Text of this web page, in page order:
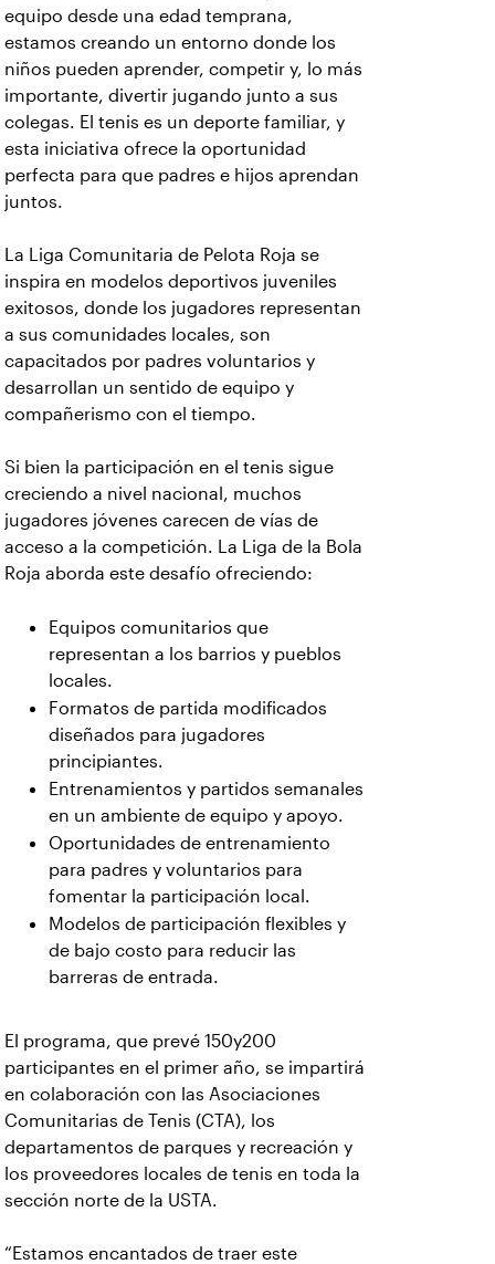
equipo desde una edad temprana,
estamos creando un entorno donde los
niños pueden aprender, competir y, lo más
importante, divertir jugando junto a sus
colegas. El tenis es un deporte familiar, y
esta iniciativa ofrece la oportunidad
perfecta para que padres e hijos aprendan
juntos.
La Liga Comunitaria de Pelota Roja se
inspira en modelos deportivos juveniles
exitosos, donde los jugadores representan
a sus comunidades locales, son
capacitados por padres voluntarios y
desarrollan un sentido de equipo y
compañerismo con el tiempo.
Si bien la participación en el tenis sigue
creciendo a nivel nacional, muchos
jugadores jóvenes carecen de vías de
acceso a la competición. La Liga de la Bola
Roja aborda este desafío ofreciendo:
Equipos comunitarios que
representan a los barrios y pueblos
locales.
Formatos de partida modificados
diseñados para jugadores
principiantes.
Entrenamientos y partidos semanales
en un ambiente de equipo y apoyo.
Oportunidades de entrenamiento
para padres y voluntarios para
fomentar la participación local.
Modelos de participación flexibles y
de bajo costo para reducir las
barreras de entrada.
El programa, que prevé 150y200
participantes en el primer año, se impartirá
en colaboración con las Asociaciones
Comunitarias de Tenis (CTA), los
departamentos de parques y recreación y
los proveedores locales de tenis en toda la
sección norte de la USTA.
“Estamos encantados de traer este